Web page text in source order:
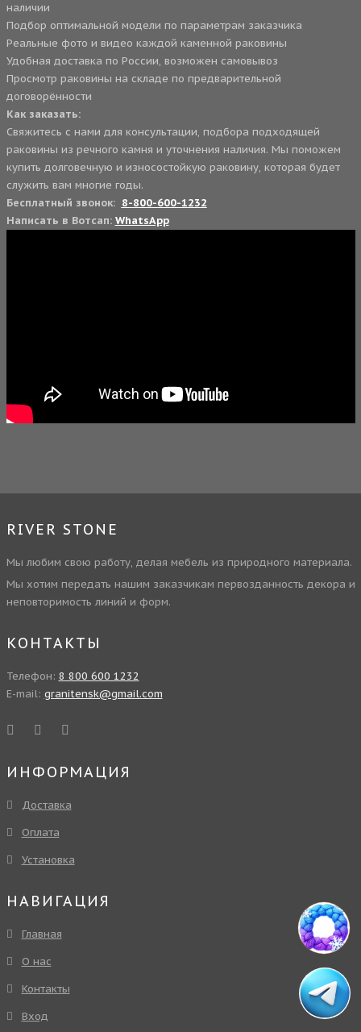
наличии
Подбор оптимальной модели по параметрам заказчика
Реальные фото и видео каждой каменной раковины
Удобная доставка по России, возможен самовывоз
Просмотр раковины на складе по предварительной
договорённости
Как заказать:
Свяжитесь с нами для консультации, подбора подходящей
раковины из речного камня и уточнения наличия. Мы поможем
купить долговечную и износостойкую раковину, которая будет
служить вам многие годы.
Бесплатный звонок: 8-800-600-1232
Написать в Вотсап: WhatsApp
RIVER STONE
Мы любим свою работу, делая мебель из природного материала.
Мы хотим передать нашим заказчикам первозданность декора и
неповторимость линий и форм.
КОНТАКТЫ
Телефон: 8 800 600 1232
E-mail: granitensk@gmail.com
ИНФОРМАЦИЯ
Доставка
Оплата
Установка
НАВИГАЦИЯ
Главная
О нас
Контакты
Вход